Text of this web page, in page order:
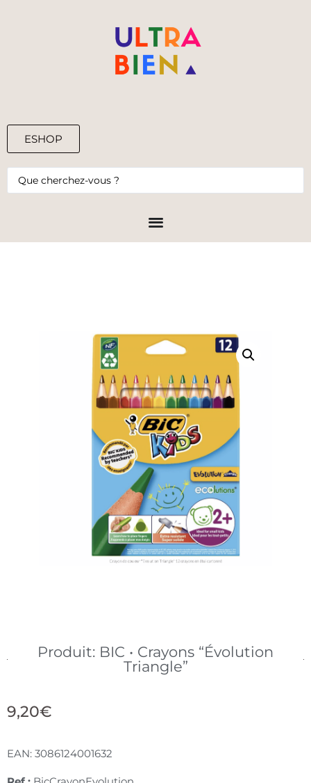
ESHOP
0,00€
Produit: BIC • Crayons “Évolution
Triangle”
9,20€
EAN: 3086124001632